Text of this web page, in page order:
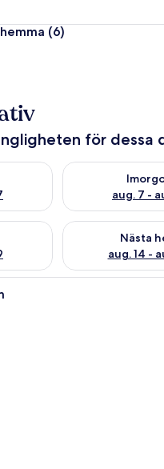
(6)
för dessa
för ikväll aug. 6 - aug.
aug. 7 -
Kontrollera
för den här helgen
Nästa
aug. 14 -
Kontrollera
Ett hotellrum med